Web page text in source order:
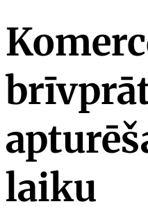
laiku